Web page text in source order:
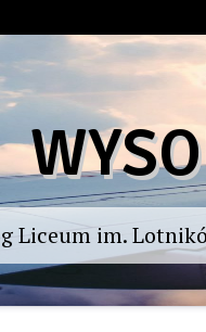
Liceum im.